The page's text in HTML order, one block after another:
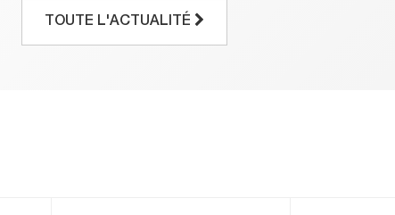
DÉCOUVREZ LES RÉSULTATS DE NOTRE
TOUTE L'ACTUALITÉ